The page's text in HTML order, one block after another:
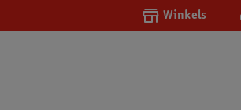
Winkels